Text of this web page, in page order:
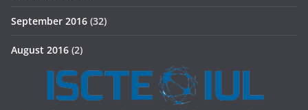
September 2016 (32)
August 2016 (2)